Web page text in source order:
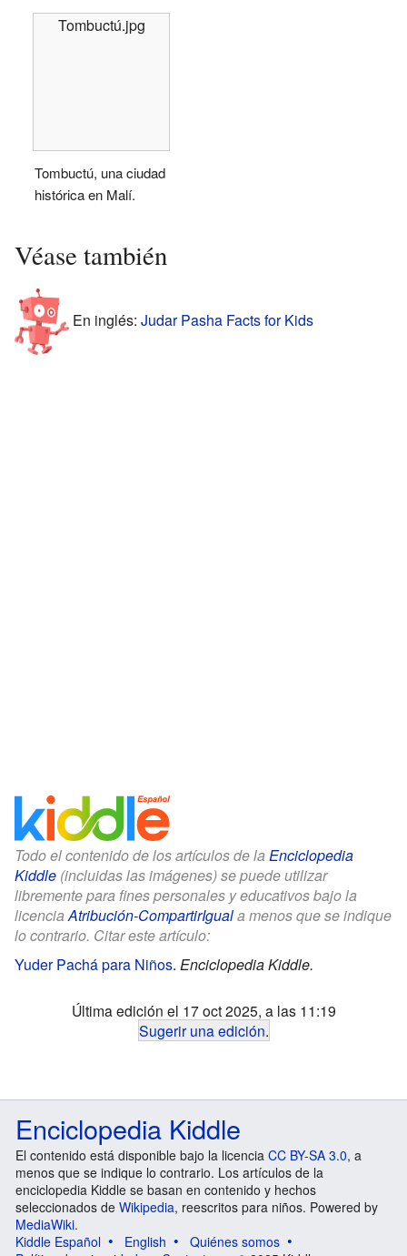
Tombuctú.jpg
Tombuctú, una ciudad
histórica en Malí.
Véase también
En inglés: Judar Pasha Facts for Kids
Todo el contenido de los artículos de la Enciclopedia
Kiddle (incluidas las imágenes) se puede utilizar
libremente para fines personales y educativos bajo la
licenciaAtribución-CompartirIguala menos que se indique
lo contrario. Citar este artículo:
Yuder Pachá para Niños. Enciclopedia Kiddle.
Última edición el 17 oct 2025, a las 11:19
Sugerir una edición.
Enciclopedia Kiddle
El contenido está disponible bajo la licencia CC BY-SA 3.0, a
menos que se indique lo contrario. Los artículos de la
enciclopedia Kiddle se basan en contenido y hechos
seleccionados de Wikipedia, reescritos para niños. Powered by
MediaWiki.
Kiddle Español
English
Quiénes somos